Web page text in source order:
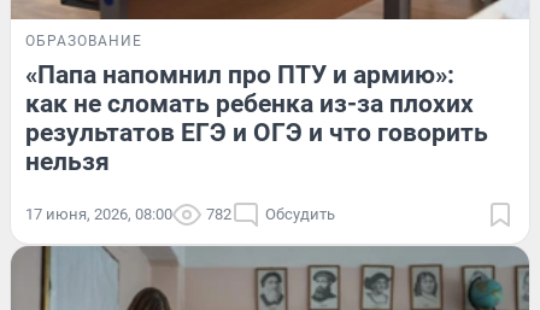
ОБРАЗОВАНИЕ
«Папа напомнил про ПТУ и армию»:
как не сломать ребенка из-за плохих
результатов ЕГЭ и ОГЭ и что говорить
нельзя
17 июня, 2026, 08:00 782 Обсудить